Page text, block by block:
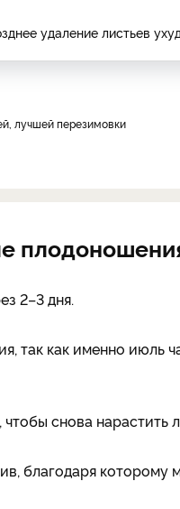
удаление листьев
лучшей перезимовки
2–3 дня.
так как именно июль
снова нарастить
благодаря